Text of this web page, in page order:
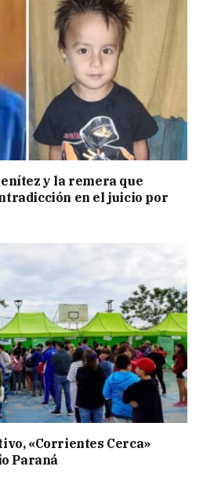
y la remera que
en el juicio por
«Corrientes Cerca»
Paraná